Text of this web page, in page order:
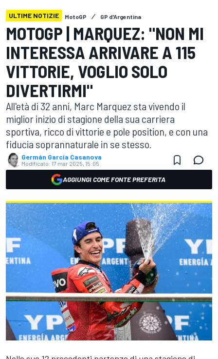
ULTIME NOTIZIE MotoGP GP d'Argentina
MOTOGP | MARQUEZ: "NON MI
INTERESSA ARRIVARE A 115
VITTORIE, VOGLIO SOLO
DIVERTIRMI"
All'età di 32 anni, Marc Marquez sta vivendo il
miglior inizio di stagione della sua carriera
sportiva, ricco di vittorie e pole position, e con una
fiducia soprannaturale in se stesso.
Germán Garcia Casanova
Modificato: 17 mar 2025, 15:05
AGGIUNGI COME FONTE PREFERITA